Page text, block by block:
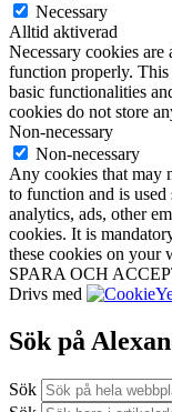
Necessary
Alltid aktiverad
Necessary cookies
function properly. This
basic functionalities
cookies do not store
Non-necessary
Non-necessary
Any cookies that may
to function and is
analytics, ads, other
cookies. It is
these cookies on your
SPARA OCH
Drivs med
Sök på
Sök